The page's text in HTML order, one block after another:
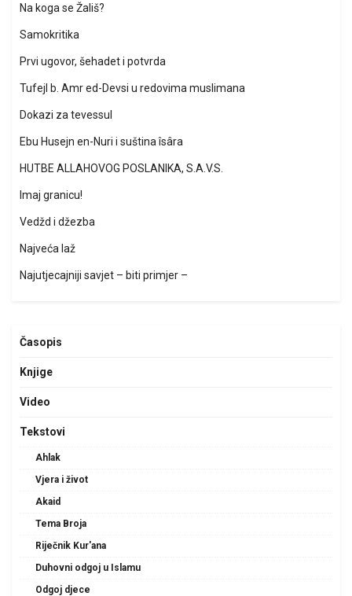
Na koga se Žališ?
Samokritika
Prvi ugovor, šehadet i potvrda
Tufejl b. Amr ed-Devsi u redovima muslimana
Dokazi za tevessul
Ebu Husejn en-Nuri i suština îsâra
HUTBE ALLAHOVOG POSLANIKA, S.A.V.S.
Imaj granicu!
Vedžd i džezba
Najveća laž
Najutjecajniji savjet – biti primjer –
Časopis
Knjige
Video
Tekstovi
Ahlak
Vjera i život
Akaid
Tema Broja
Riječnik Kur'ana
Duhovni odgoj u Islamu
Odgoj djece